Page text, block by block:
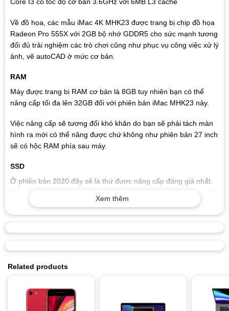
Core I3 có tốc độ cơ bản 3.6GHz với 6MB L3 cache
Về đồ họa, các mẫu iMac 4K MHK23 được trang bị chip đồ họa
Radeon Pro 555X với 2GB bộ nhớ GDDR5 cho sức mạnh tương
đối đủ trải nghiệm các trò chơi cũng như phục vụ công việc xử lý
ảnh, vẽ autoCAD ở mức cơ bản.
RAM
Máy được trang bị RAM cơ bản là 8GB tuy nhiên bạn có thể
nâng cấp tối đa lên 32GB đối với phiên bản iMac MHK23 này.
Việc nâng cấp sẽ tương đối khó khăn do bạn sẽ phải tách màn
hình ra mới có thể nâng được chứ không như phiên bản 27 inch
sẽ có hộc RAM phía sau máy.
SSD
Ở phiên bản 2020 đây sẽ là thứ được nâng cấp đáng giá nhất.
Nếu như trước đây sức mạnh của iMac hầu như sẽ bị hạn chế ở
ổ HDD hoặc Fusion Drive nên tốc độ sẽ không được tốt nhất.
cho tốc độ nhanh nhất tối ưu được cấu hình và sẽ cho bạn
Tuy nhiên SSD của
được như phiên bản 2019 sau khi xuất xưởng.
Xem thêm
Related products